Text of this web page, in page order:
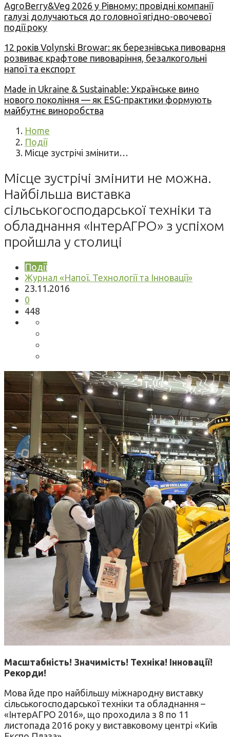
AgroBerry&Veg 2026 у Рівному: провідні компанії
галузі долучаються до головної ягідно-овочевої
події року
12 років Volynski Browar: як березнівська пивоварня
розвиває крафтове пивоваріння, безалкогольні
напої та експорт
Made in Ukraine & Sustainable: Українське вино
нового покоління — як ESG-практики формують
майбутнє виноробства
Home
Події
Місце зустрічі змінити…
Місце зустрічі змінити не можна.
Найбільша виставка
сільськогосподарської техніки та
обладнання «ІнтерАГРО» з успіхом
пройшла у столиці
Події
Журнал «Напої. Технології та Інновації»
23.11.2016
0
448
Масштабність! Значимість! Техніка! Інновації!
Рекорди!
Мова йде про найбільшу міжнародну виставку
сільськогосподарської техніки та обладнання –
«ІнтерАГРО 2016», що проходила з 8 по 11
листопада 2016 року у виставковому центрі «Київ